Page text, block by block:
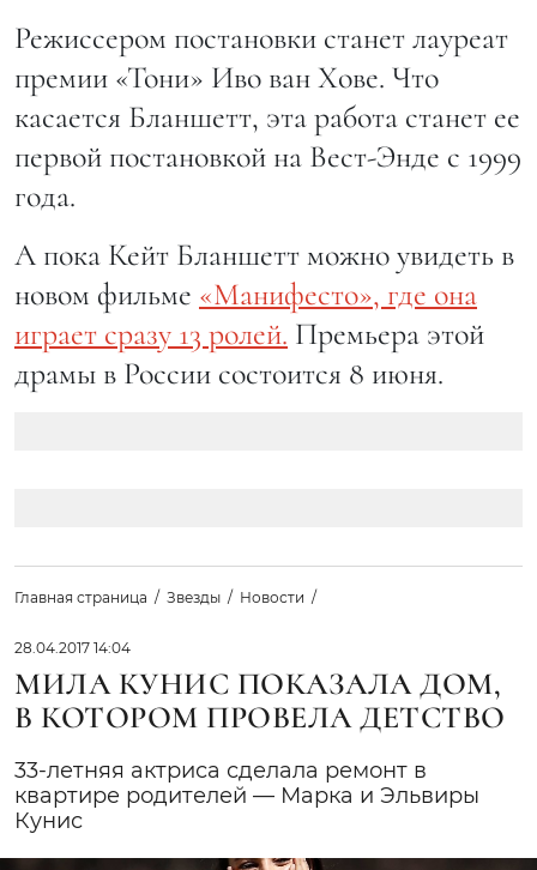
Режиссером постановки станет лауреат
премии «Тони» Иво ван Хове. Что
касается Бланшетт, эта работа станет ее
первой постановкой на Вест-Энде с 1999
года.
А пока Кейт Бланшетт можно увидеть в
новом фильме «Манифесто», где она
играет сразу 13 ролей. Премьера этой
драмы в России состоится 8 июня.
Главная страница Звезды Новости
28.04.2017 14:04
МИЛА КУНИС ПОКАЗАЛА ДОМ,
В КОТОРОМ ПРОВЕЛА ДЕТСТВО
33-летняя актриса сделала ремонт в
квартире родителей — Марка и Эльвиры
Кунис